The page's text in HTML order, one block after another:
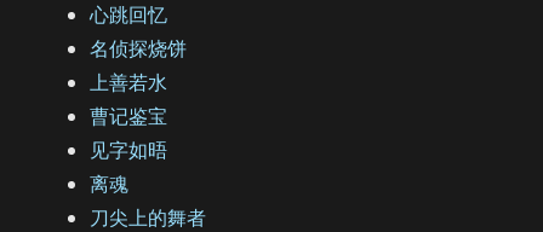
心跳回忆
名侦探烧饼
上善若水
曹记鉴宝
见字如晤
离魂
刀尖上的舞者